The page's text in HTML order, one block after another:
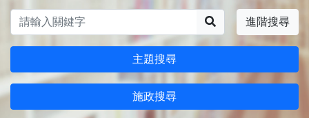
進階搜尋
主題搜尋
施政搜尋